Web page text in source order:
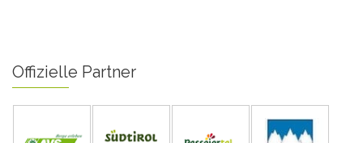
Offizielle Partner